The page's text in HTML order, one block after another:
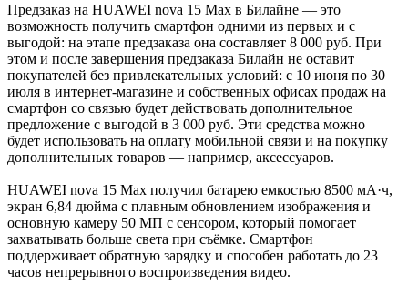
Предзаказ на HUAWEI nova 15 Max в Билайне — это
возможность получить смартфон одними из первых и с
выгодой: на этапе предзаказа она составляет 8 000 руб. При
этом и после завершения предзаказа Билайн не оставит
покупателей без привлекательных условий: с 10 июня по 30
июля в интернет-магазине и собственных офисах продаж на
смартфон со связью будет действовать дополнительное
предложение с выгодой в 3 000 руб. Эти средства можно
будет использовать на оплату мобильной связи и на покупку
дополнительных товаров — например, аксессуаров.
HUAWEI nova 15 Max получил батарею емкостью 8500 мА·ч,
экран 6,84 дюйма с плавным обновлением изображения и
основную камеру 50 МП с сенсором, который помогает
захватывать больше света при съёмке. Смартфон
поддерживает обратную зарядку и способен работать до 23
часов непрерывного воспроизведения видео.